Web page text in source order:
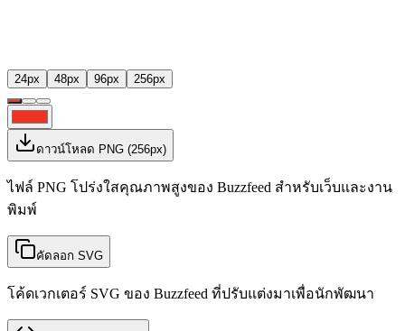
24px 48px 96px 256px
ดาวน์โหลด PNG (256px)
ไฟล์ PNG โปร่งใสคุณภาพสูงของ Buzzfeed สำหรับเว็บและงาน
พิมพ์
คัดลอก SVG
โค้ดเวกเตอร์ SVG ของ Buzzfeed ที่ปรับแต่งมาเพื่อนักพัฒนา